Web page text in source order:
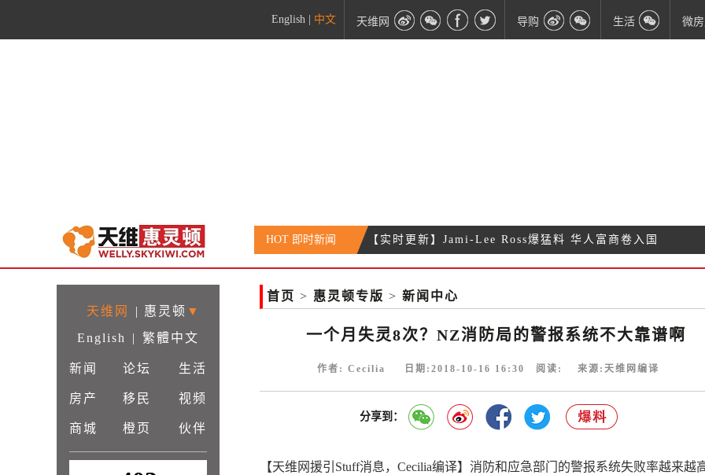
English 中文 天维网 导购 生活 微
HOT 即时新闻 【实时更新】Jami-Lee Ross爆猛料 华人富商卷入国
家党内斗
冤
也太倒霉了！这家店八天内被同一个人抢了三次
天维网 | 惠灵顿 ▼
English
| 繁體中文
新闻 论坛 生活
房产 移民 视频
商城 橙页 伙伴
首页 > 惠灵顿专版 > 新闻中心
一个月失灵8次？NZ消防局的警报系统不大靠谱啊
作者: Cecilia 日期:2018-10-16 16:30 阅读: 来源:天维网编译
分享到：
【天维网援引Stuff消息，Cecilia编译】消防和应急部门的警报系统失败率越来越